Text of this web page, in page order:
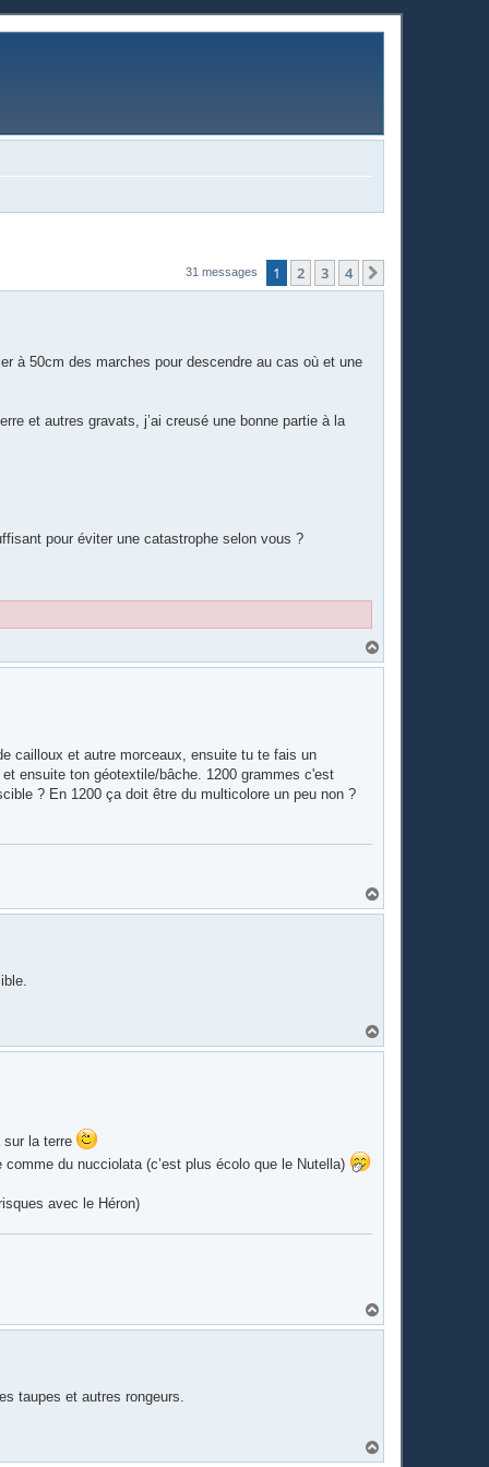
31 messages 1 2 3 4
à 50cm des marches pour descendre au cas où et une
et autres gravats, j’ai creusé une bonne partie à la
pour éviter une catastrophe selon vous ?
a
cailloux et autre morceaux, ensuite tu te fais un
ensuite ton géotextile/bâche. 1200 grammes c'est
? En 1200 ça doit être du multicolore un peu non ?
a
a
sur la terre
du nucciolata (c’est plus écolo que le Nutella)
avec le Héron)
a
taupes et autres rongeurs.
a